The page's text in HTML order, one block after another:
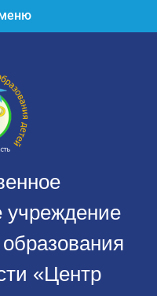
учреждение
«Центр